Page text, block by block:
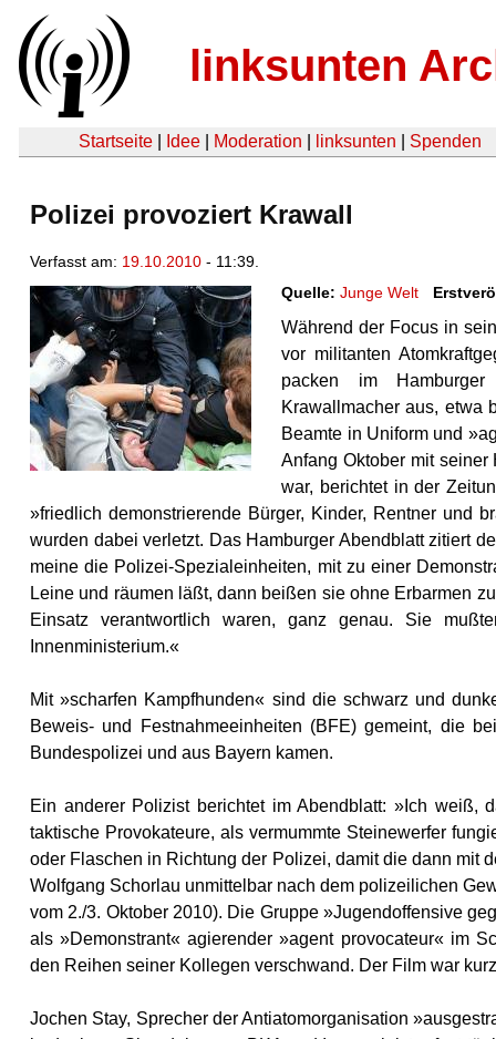
linksunten
Startseite Idee Moderation linksunten Spenden
Polizei provoziert Krawall
Verfasst am: 19.10.2010 - 11:39.
Quelle:Junge Welt
Während der Focus in
vor militanten
packen im Hamburger
Krawallmacher aus, etwa
Beamte in Uniform und
Anfang Oktober mit seiner
war, berichtet in der
»friedlich demonstrierende Bürger, Kinder, Rentner und
wurden dabei verletzt. Das Hamburger Abendblatt zitiert
meine die Polizei-Spezialeinheiten, mit zu einer
Leine und räumen läßt, dann beißen sie ohne Erbarmen
Einsatz verantwortlich waren, ganz genau. Sie
Innenministerium.«
Mit »scharfen Kampfhunden« sind die schwarz und
Beweis- und Festnahmeeinheiten (BFE) gemeint, die
Bundespolizei und aus Bayern kamen.
Ein anderer Polizist berichtet im Abendblatt: »Ich weiß,
taktische Provokateure, als vermummte Steinewerfer
oder Flaschen in Richtung der Polizei, damit die dann mit
Wolfgang Schorlau unmittelbar nach dem polizeilichen
vom 2./3. Oktober 2010). Die Gruppe »Jugendoffensive
als »Demonstrant« agierender »agent provocateur« im
den Reihen seiner Kollegen verschwand. Der Film war
Jochen Stay, Sprecher der Antiatom­organisation